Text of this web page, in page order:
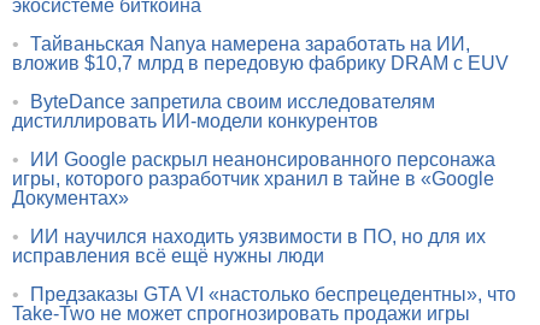
экосистеме биткоина
• Тайваньская Nanya намерена заработать на ИИ,
вложив $10,7 млрд в передовую фабрику DRAM с EUV
•
ByteDance запретила своим исследователям
дистиллировать ИИ-модели конкурентов
•
ИИ Google раскрыл неанонсированного персонажа
игры, которого разработчик хранил в тайне в «Google
Документах»
•
ИИ научился находить уязвимости в ПО, но для их
исправления всё ещё нужны люди
•
Предзаказы GTA VI «настолько беспрецедентны», что
Take-Two не может спрогнозировать продажи игры